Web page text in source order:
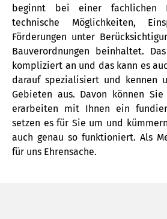
beginnt bei einer fachlichen
technische Möglichkeiten,
Förderungen unter
Bauverordnungen beinhaltet.
kompliziert an und das kann es
darauf spezialisiert und kennen
Gebieten aus. Davon können
erarbeiten mit Ihnen ein
setzen es für Sie um und
auch genau so funktioniert. Als
für uns Ehrensache.